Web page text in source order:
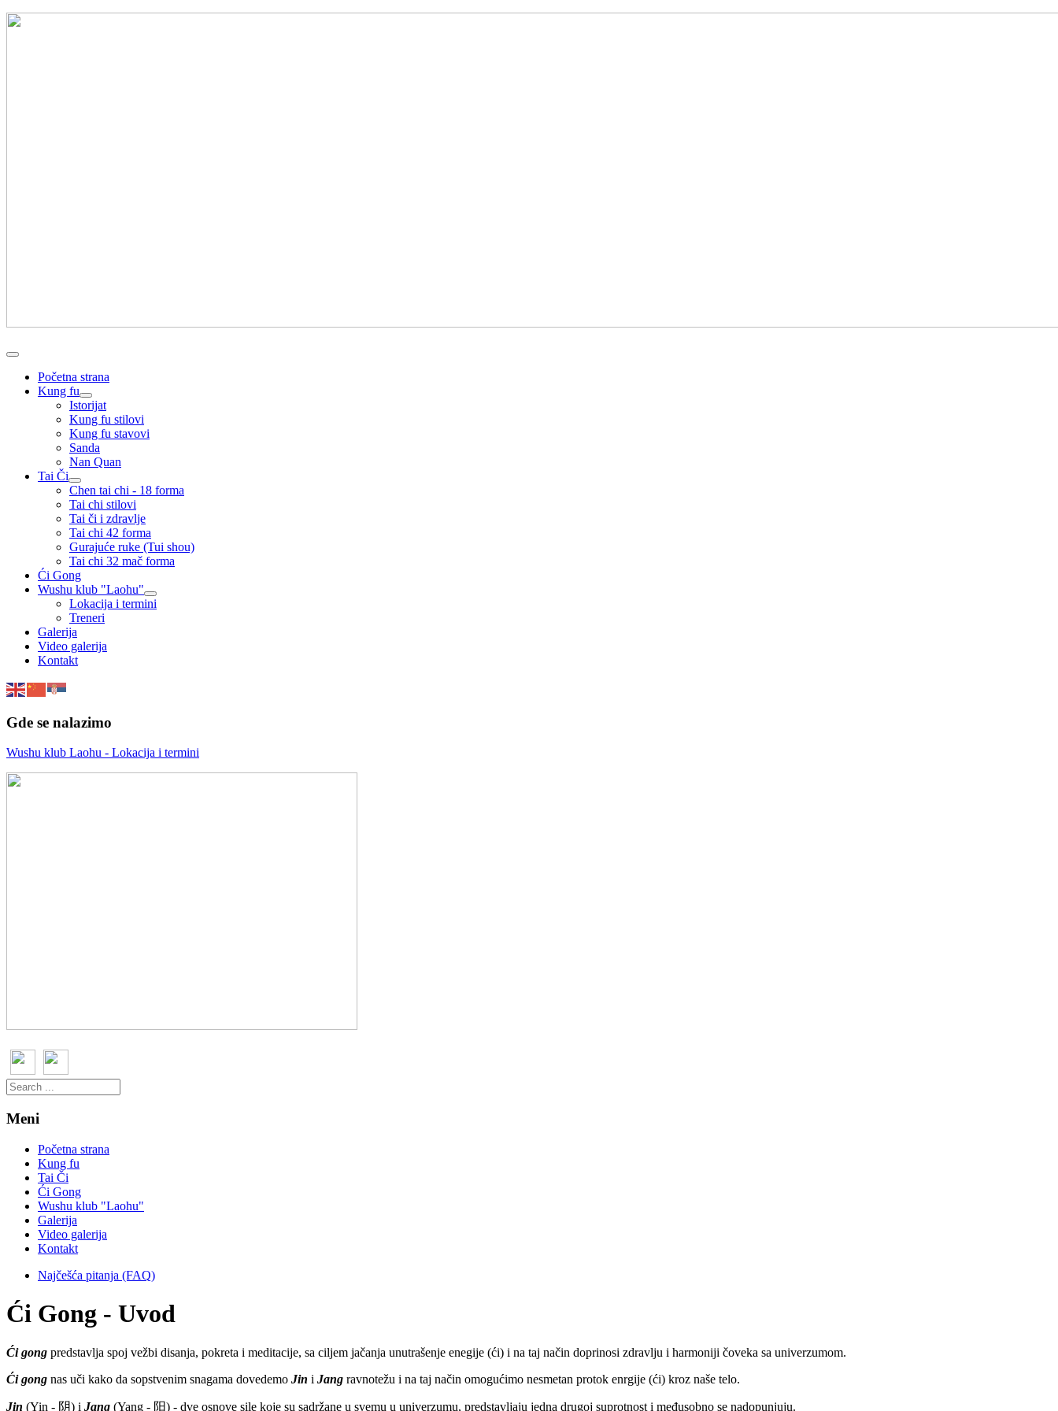
Početna strana
Kung fu
Istorijat
Kung fu stilovi
Kung fu stavovi
Sanda
Nan Quan
Tai Či
Chen tai chi - 18 forma
Tai chi stilovi
Tai či i zdravlje
Tai chi 42 forma
Gurajuće ruke (Tui shou)
Tai chi 32 mač forma
Ći Gong
Wushu klub "Laohu"
Lokacija i termini
Treneri
Galerija
Video galerija
Kontakt
Gde se nalazimo
Wushu klub Laohu - Lokacija i termini
Meni
Početna strana
Kung fu
Tai Či
Ći Gong
Wushu klub "Laohu"
Galerija
Video galerija
Kontakt
Najčešća pitanja (FAQ)
Ći Gong - Uvod
Ći gong predstavlja spoj vežbi disanja, pokreta i meditacije, sa ciljem jačanja unutrašenje enegije (ći) i na taj način doprinosi zdravlju i harmoniji čoveka sa univerzumom.
Ći gong nas uči kako da sopstvenim snagama dovedemo Jin i Jang ravnotežu i na taj način omogućimo nesmetan protok enrgije (ći) kroz naše telo.
Jin (Yin - 阴) i Jang (Yang - 阳) - dve osnove sile koje su sadržane u svemu u univerzumu, predstavljaju jedna drugoj suprotnost i međusobno se nadopunjuju.